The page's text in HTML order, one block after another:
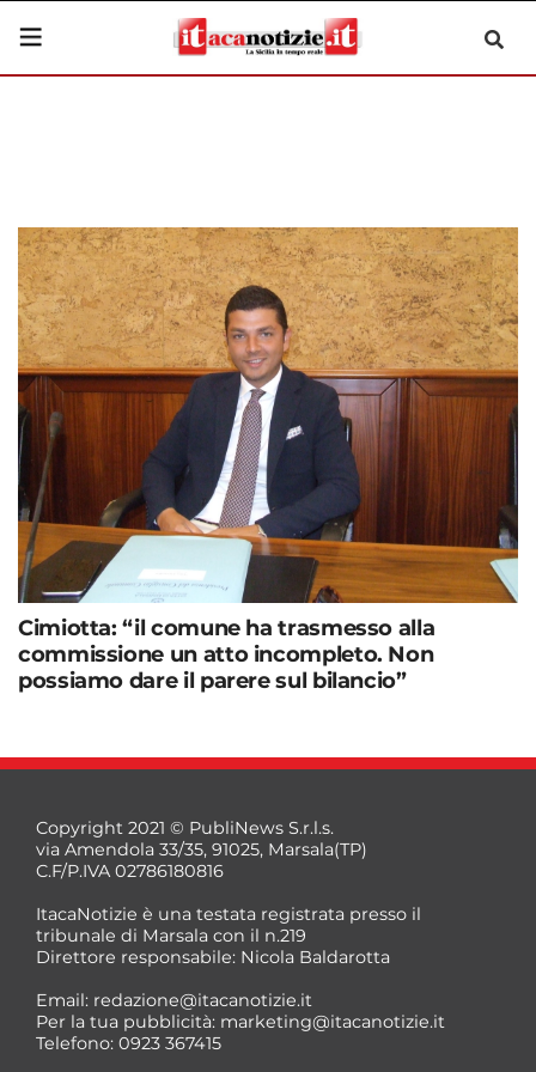
Cimiotta: “il comune ha trasmesso alla
commissione un atto incompleto. Non
possiamo dare il parere sul bilancio”
Copyright 2021 © PubliNews S.r.l.s.
via Amendola 33/35, 91025, Marsala(TP)
C.F/P.IVA 02786180816
ItacaNotizie è una testata registrata presso il
tribunale di Marsala con il n.219
Direttore responsabile: Nicola Baldarotta
Email: redazione@itacanotizie.it
Per la tua pubblicità: marketing@itacanotizie.it
Telefono: 0923 367415